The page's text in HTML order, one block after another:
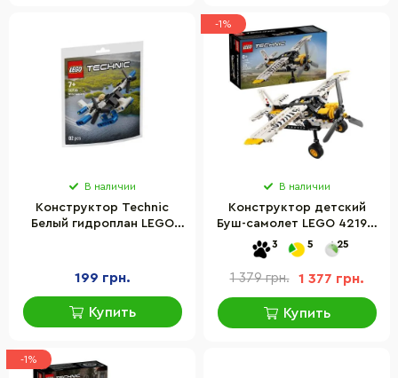
В наличии
Конструктор Technic
Белый гидроплан LEGO
199 грн.
Купить
-1%
В наличии
Конструктор детский
Буш-самолет LEGO 42198,
333 детали
3 5 25
1 379 грн. 1 377 грн.
Купить
-1%